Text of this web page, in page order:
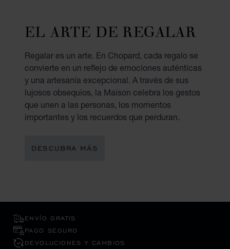
EL ARTE DE REGALAR
Regalar es un arte. En Chopard, cada regalo se
convierte en un reflejo de emociones auténticas
y una artesanía excepcional. A través de sus
lujosos obsequios, la Maison celebra los gestos
que unen a las personas, los momentos
importantes y los recuerdos que perduran.
DESCUBRA MÁS
ENVÍO GRATIS
PAGO SEGURO
DEVOLUCIONES Y CAMBIOS